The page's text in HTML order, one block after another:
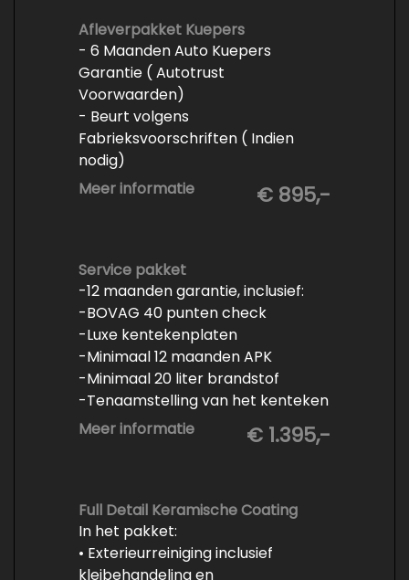
Afleverpakket Kuepers
- 6 Maanden Auto Kuepers
Garantie ( Autotrust
Voorwaarden)
- Beurt volgens
Fabrieksvoorschriften ( Indien
nodig)
- Minimaal 6 maanden APK
- Minimaal 3 mm banden profiel
vrijwaren
- Volledige inspectie
- Poetsen binnen en buiten
Meer informatie € 895,-
Service pakket
-12 maanden garantie, inclusief:
-BOVAG 40 punten check
-Luxe kentekenplaten
-Minimaal 12 maanden APK
-Minimaal 20 liter brandstof
-Tenaamstelling van het kenteken
-Vrijwaren van de inruilauto
polijsten
Meer informatie € 1.395,-
Full Detail Keramische Coating
In het pakket:
• Exterieurreiniging inclusief
kleibehandeling en